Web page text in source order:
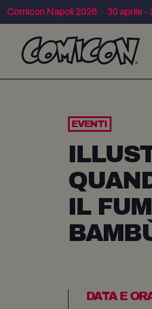
Comicon Napoli 2026 · 30 aprile -
EVENTI
IL
DATA E